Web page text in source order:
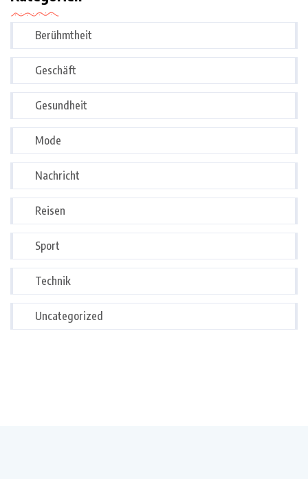
Berühmtheit
Geschäft
Gesundheit
Mode
Nachricht
Reisen
Sport
Technik
Uncategorized